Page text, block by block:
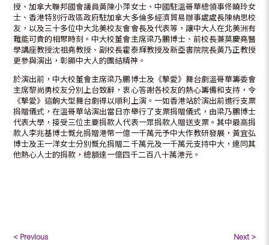
授、加拿大聯邦國會議員黃陳小萍女士、中國駐溫哥華總領事佟曉玲女
士、香港特別行政區政府駐加拿大多倫多經濟貿易辦事處處長陳納思校
友，以及三十多位中大北美校友會會長及代表等，讓中大人在北美洲有
難能可貴的相聚時刻。中大校董會主席梁乃鵬博士、前校長兼莫慶堯醫
學講座教授沈祖堯教授、副校長霍泰輝教授及新亞書院院長黃乃正教授
更參與演出，彰顯中大人的團結精神。
於演出前，中大校董會主席梁乃鵬博士及《摯愛》舞台劇溫哥華籌委會
主席黎尚勇校友分別上台致辭，衷心答謝各校友的熱心籌備和支持，令
《摯愛》這齣大型舞台劇得以順利上演。一如香港站於演出前進行支票
捐贈儀式，在溫哥華站演出當日亦舉行了支票捐贈儀式，由梁乃鵬博士
代表大學，接受三位主要捐款人代表一眾捐款人贈送支票。其中最高捐
款人李兆基博士慨允捐贈港幣一億一千萬元予中大作教研發展，黃宜弘
博士及王一洋女士分別慨允捐贈二千萬元及一千萬元支持中大，連同其
他熱心人士的捐款，總額達一億四千二百八十萬港元。
< Previous Next >